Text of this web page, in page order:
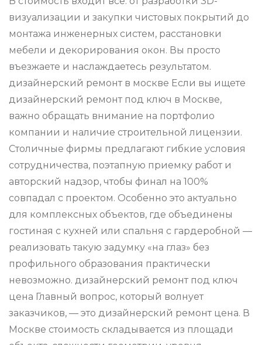
визуализации и закупки чистовых покрытий до
монтажа инженерных систем, расстановки
мебели и декорирования окон. Вы просто
въезжаете и наслаждаетесь результатом.
дизайнерский ремонт в москве Если вы ищете
дизайнерский ремонт под ключ в Москве,
важно обращать внимание на портфолио
компании и наличие строительной лицензии.
Столичные фирмы предлагают гибкие условия
сотрудничества, поэтапную приемку работ и
авторский надзор, чтобы финал на 100%
совпадал с проектом. Особенно это актуально
для комплексных объектов, где объединены
гостиная с кухней или спальня с гардеробной —
реализовать такую задумку «на глаз» без
профильного образования практически
невозможно. дизайнерский ремонт под ключ
цена Главный вопрос, который волнует
заказчиков, — это дизайнерский ремонт цена. В
Москве стоимость складывается из площади